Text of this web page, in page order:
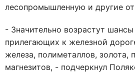
лесопромышленную и другие
- Значительно возрастут
прилегающих к железной
железа, полиметаллов, золота,
магнезитов, - подчеркнул